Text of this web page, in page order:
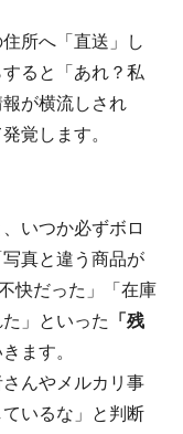
所へ「直送」し
ると「あれ？私
が横流しされ
覚します。
いつか必ずボロ
真と違う商品が
快だった」「在庫
」といった
「残
ます。
んやメルカリ事
いるな」と判断